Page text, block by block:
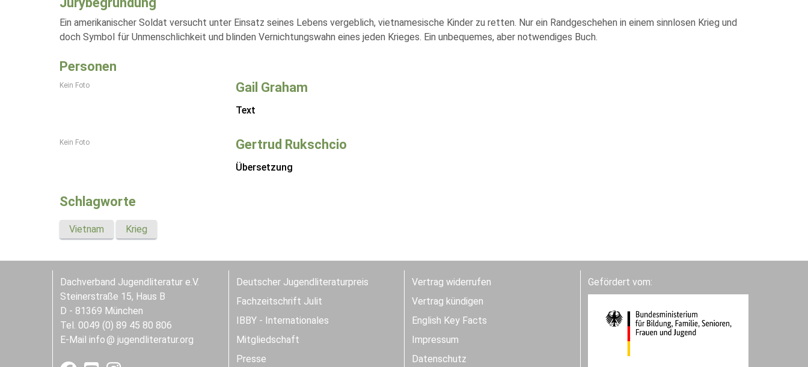
Ein amerikanischer Soldat versucht unter Einsatz seines Lebens vergeblich, vietnamesische Kinder zu retten. Nur ein Randgeschehen in einem sinnlosen Krieg und
doch Symbol für Unmenschlichkeit und blinden Vernichtungswahn eines jeden Krieges. Ein unbequemes, aber notwendiges Buch.
Personen
Kein Foto Gail Graham
Text
Kein Foto Gertrud Rukschcio
Übersetzung
Schlagworte
Vietnam Krieg
Dachverband Jugendliteratur e.V.
Steinerstraße 15, Haus B
D - 81369 München
Tel. 0049 (0) 89 45 80 806
E-Mail info jugendliteratur.org
Deutscher Jugendliteraturpreis
Fachzeitschrift Julit
IBBY - Internationales
Mitgliedschaft
Presse
Vertrag widerrufen
Vertrag kündigen
English Key Facts
Impressum
Datenschutz
Gefördert vom: